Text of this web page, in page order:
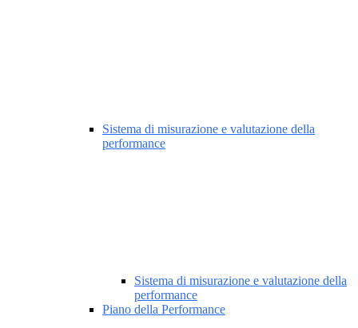
Sistema di misurazione e valutazione della
performance
Sistema di misurazione e valutazione della
performance
Piano della Performance